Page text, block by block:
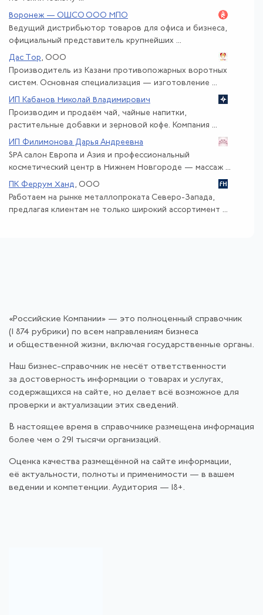
Воронеж — ОШСО ООО МПО
Ведущий дистрибьютор товаров для офиса и бизнеса,
официальный представитель крупнейших ...
Дас Тор , ООО
Производитель из Казани противопожарных воротных
систем. Основная специализация — изготовление ...
ИП Кабанов Николай Владимирович
Производим и продаём чай, чайные напитки,
растительные добавки и зерновой кофе. Компания ...
ИП Филимонова Дарья Андреевна
SPA салон Европа и Азия и профессиональный
косметический центр в Нижнем Новгороде — массаж ...
ПК Феррум Ханд , ООО
Работаем на рынке металлопроката Северо-Запада,
предлагая клиентам не только широкий ассортимент ...
«Российские Компании» — это полноценный справочник
(1 874 рубрики) по всем направлениям бизнеса
и общественной жизни, включая государственные органы.
Наш бизнес-справочник не несёт ответственности
за достоверность информации о товарах и услугах,
содержащихся на сайте, но делает всё возможное для
проверки и актуализации этих сведений.
В настоящее время в справочнике размещена информация
более чем о 291 тысячи организаций.
Оценка качества размещённой на сайте информации,
её актуальности, полноты и применимости — в вашем
ведении и компетенции. Аудитория — 18+.